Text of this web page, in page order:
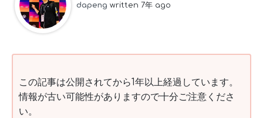
dapeng written 7年 ago
この記事は公開されてから1年以上経過しています。
情報が古い可能性がありますので十分ご注意くださ
い。